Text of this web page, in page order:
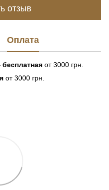
отзыв
Оплата
бесплатная от 3000 грн.
от 3000 грн.